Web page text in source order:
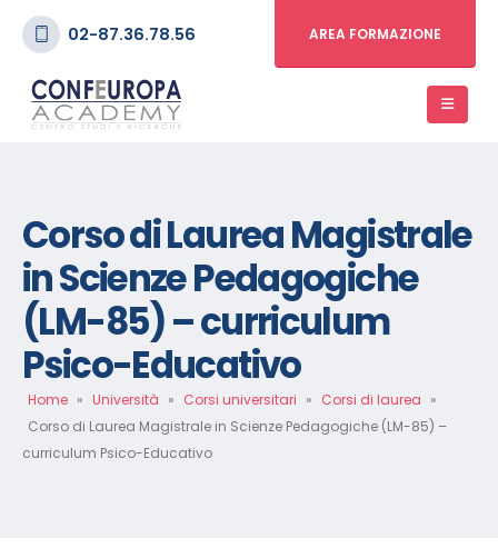
02-87.36.78.56 AREA FORMAZIONE
Corso di Laurea Magistrale
in Scienze Pedagogiche
(LM-85) – curriculum
Psico-Educativo
Home » Università » Corsi universitari » Corsi di laurea »
Corso di Laurea Magistrale in Scienze Pedagogiche (LM-85) –
curriculum Psico-Educativo